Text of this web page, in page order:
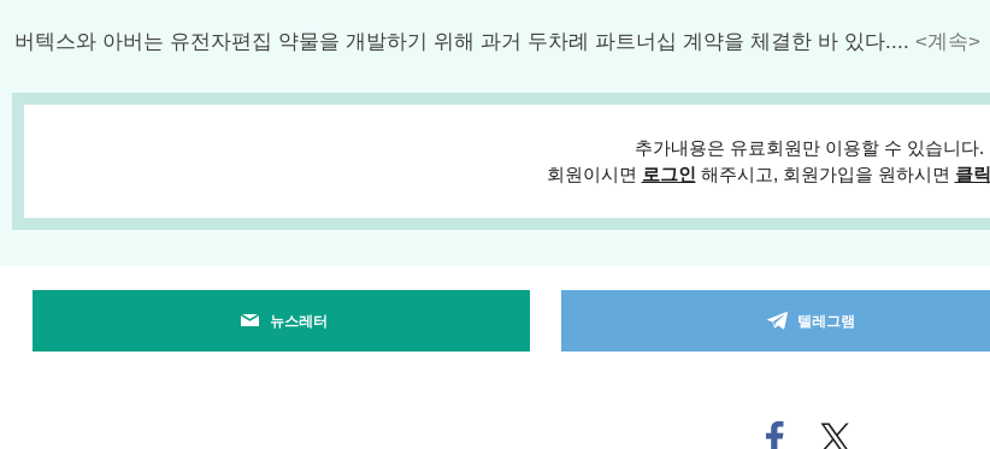
버텍스와 아버는 유전자편집 약물을 개발하기 위해 과거 두차례 파트너십 계약을 체결한 바 있다.... <계속>
추가내용은 유료회원만 이용할 수 있습니다.
회원이시면 로그인 해주시고, 회원가입을 원하시면 클릭
뉴스레터 텔레그램
페
트위